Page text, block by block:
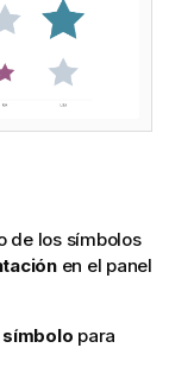
de los símbolos
en el panel
símbolo para